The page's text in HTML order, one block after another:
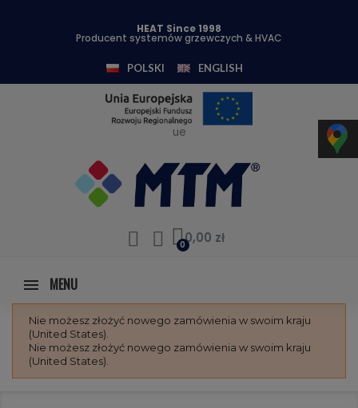
HEAT Since 1998
Producent systemów grzewczych & HVAC
POLSKI ENGLISH
ue
0,00 zł
MENU
Nie możesz złożyć nowego zamówienia w swoim kraju
(United States).
Nie możesz złożyć nowego zamówienia w swoim kraju
(United States).